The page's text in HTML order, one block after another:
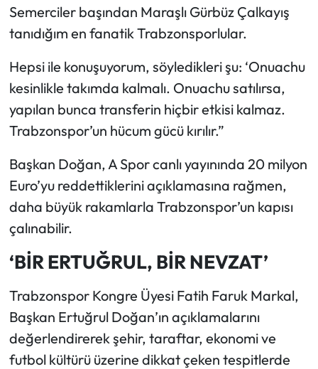
Semerciler başından Maraşlı Gürbüz Çalkayış
tanıdığım en fanatik Trabzonsporlular.
Hepsi ile konuşuyorum, söyledikleri şu: ‘Onuachu
kesinlikle takımda kalmalı. Onuachu satılırsa,
yapılan bunca transferin hiçbir etkisi kalmaz.
Trabzonspor’un hücum gücü kırılır.”
Başkan Doğan, A Spor canlı yayınında 20 milyon
Euro’yu reddettiklerini açıklamasına rağmen,
daha büyük rakamlarla Trabzonspor’un kapısı
çalınabilir.
‘BİR ERTUĞRUL, BİR NEVZAT’
Trabzonspor Kongre Üyesi Fatih Faruk Markal,
Başkan Ertuğrul Doğan’ın açıklamalarını
değerlendirerek şehir, taraftar, ekonomi ve
futbol kültürü üzerine dikkat çeken tespitlerde